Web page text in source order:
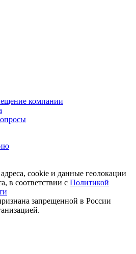
компании
cookie и данные геолокации
в соответствии с Политикой
запрещенной в России